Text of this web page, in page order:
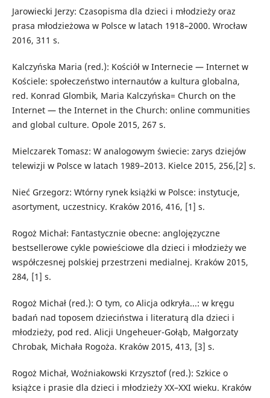
Jarowiecki Jerzy: Czasopisma dla dzieci i młodzieży oraz
prasa młodzieżowa w Polsce w latach 1918–2000. Wrocław
2016, 311 s.
Kalczyńska Maria (red.): Kościół w Internecie — Internet w
Kościele: społeczeństwo internautów a kultura globalna,
red. Konrad Glombik, Maria Kalczyńska= Church on the
Internet — the Internet in the Church: online communities
and global culture. Opole 2015, 267 s.
Mielczarek Tomasz: W analogowym świecie: zarys dziejów
telewizji w Polsce w latach 1989–2013. Kielce 2015, 256,[2] s.
Nieć Grzegorz: Wtórny rynek książki w Polsce: instytucje,
asortyment, uczestnicy. Kraków 2016, 416, [1] s.
Rogoż Michał: Fantastycznie obecne: anglojęzyczne
bestsellerowe cykle powieściowe dla dzieci i młodzieży we
współczesnej polskiej przestrzeni medialnej. Kraków 2015,
284, [1] s.
Rogoż Michał (red.): O tym, co Alicja odkryła...: w kręgu
badań nad toposem dzieciństwa i literaturą dla dzieci i
młodzieży, pod red. Alicji Ungeheuer-Gołąb, Małgorzaty
Chrobak, Michała Rogoża. Kraków 2015, 413, [3] s.
Rogoż Michał, Woźniakowski Krzysztof (red.): Szkice o
książce i prasie dla dzieci i młodzieży XX–XXI wieku. Kraków